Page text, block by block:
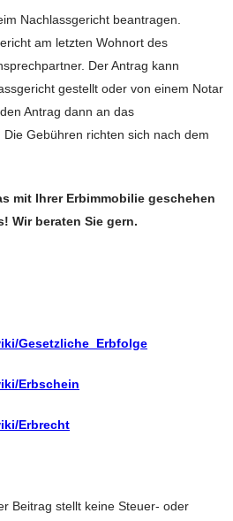
Nachlassgericht beantragen.
am letzten Wohnort des
Der Antrag kann
gestellt oder von einem Notar
Antrag dann an das
Gebühren richten sich nach dem
mit Ihrer Erbimmobilie geschehen
Wir beraten Sie gern.
Gesetzliche_Erbfolge
Erbschein
Erbrecht
Beitrag stellt keine Steuer- oder